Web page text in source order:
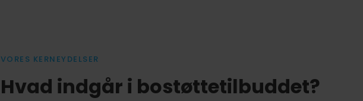
VORES KERNEYDELSER
Hvad indgår i bostøttetilbuddet?